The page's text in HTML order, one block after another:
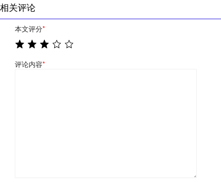
相关评论
本文评分*
评论内容*